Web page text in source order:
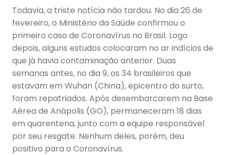
Todavia, a triste notícia não tardou. No dia 26 de
fevereiro, o Ministério da Saúde confirmou o
primeiro caso de Coronavírus no Brasil. Logo
depois, alguns estudos colocaram no ar indícios de
que já havia contaminação anterior. Duas
semanas antes, no dia 9, os 34 brasileiros que
estavam em Wuhan (China), epicentro do surto,
foram repatriados. Após desembarcarem na Base
Aérea de Anápolis (GO), permaneceram 18 dias
em quarentena, junto com a equipe responsável
por seu resgate. Nenhum deles, porém, deu
positivo para o Coronavírus.